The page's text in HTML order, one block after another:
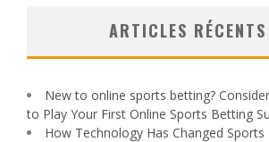
ARTICLES RÉCENTS
New to online sports betting?
to Play Your First Online Sports Betting
How Technology Has Changed Sports